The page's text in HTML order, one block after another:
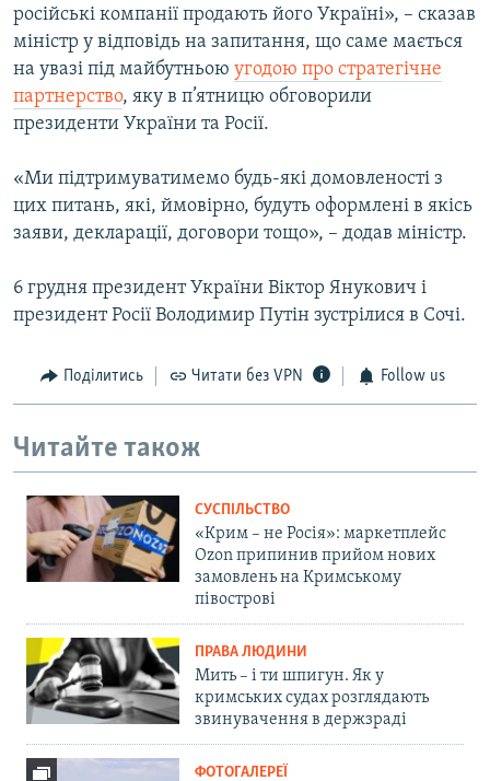
російські компанії продають його Україні», – сказав
міністр у відповідь на запитання, що саме мається
на увазі під майбутньою угодою про стратегічне
партнерство, яку в п’ятницю обговорили
президенти України та Росії.
«Ми підтримуватимемо будь-які домовленості з
цих питань, які, ймовірно, будуть оформлені в якісь
заяви, декларації, договори тощо», – додав міністр.
6 грудня президент України Віктор Янукович і
президент Росії Володимир Путін зустрілися в Сочі.
Поділитись Читати без VPN Follow us
Читайте також
СУСПІЛЬСТВО
«Крим – не Росія»: маркетплейс
Ozon припинив прийом нових
замовлень на Кримському
півострові
ПРАВА ЛЮДИНИ
Мить – і ти шпигун. Як у
кримських судах розглядають
звинувачення в держзраді
ФОТОГАЛЕРЕЇ